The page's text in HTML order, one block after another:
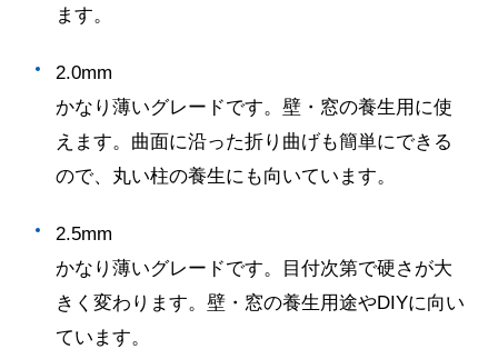
ます。
2.0mm
かなり薄いグレードです。壁・窓の養生用に使
えます。曲面に沿った折り曲げも簡単にできる
ので、丸い柱の養生にも向いています。
2.5mm
かなり薄いグレードです。目付次第で硬さが大
きく変わります。壁・窓の養生用途やDIYに向い
ています。